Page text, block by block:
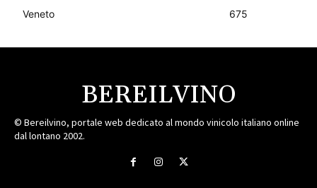
Veneto
675
BEREILVINO
© Bereilvino, portale web dedicato al mondo vinicolo italiano online
dal lontano 2002.